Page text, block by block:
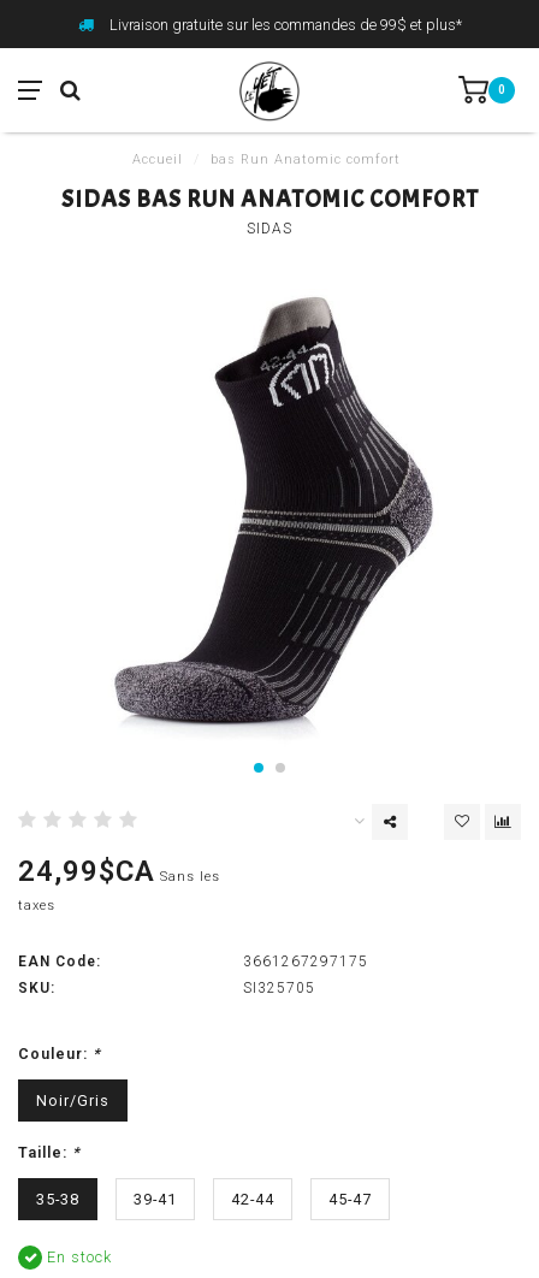
Livraison gratuite sur les commandes de 99$ et plus*
0
Accueil bas Run Anatomic comfort
SIDAS BAS RUN ANATOMIC COMFORT
SIDAS
24,99$CA Sans les
taxes
EAN Code:
3661267297175
SKU:
SI325705
Couleur: *
Noir/Gris
Taille: *
35-38 39-41 42-44 45-47
En stock